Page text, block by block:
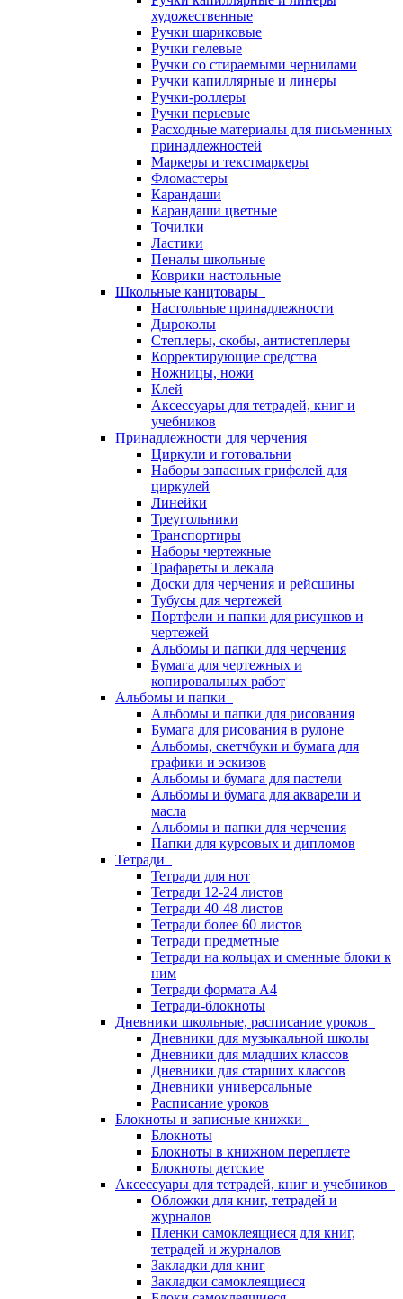
художественные
Ручки шариковые
Ручки гелевые
Ручки со стираемыми чернилами
Ручки капиллярные и линеры
Ручки-роллеры
Ручки перьевые
Расходные материалы для письменных
принадлежностей
Маркеры и текстмаркеры
Фломастеры
Карандаши
Карандаши цветные
Точилки
Ластики
Пеналы школьные
Коврики настольные
Школьные канцтовары
Настольные принадлежности
Дыроколы
Степлеры, скобы, антистеплеры
Корректирующие средства
Ножницы, ножи
Клей
Аксессуары для тетрадей, книг и
учебников
Принадлежности для черчения
Циркули и готовальни
Наборы запасных грифелей для
циркулей
Линейки
Треугольники
Транспортиры
Наборы чертежные
Трафареты и лекала
Доски для черчения и рейсшины
Тубусы для чертежей
Портфели и папки для рисунков и
чертежей
Альбомы и папки для черчения
Бумага для чертежных и
копировальных работ
Альбомы и папки
Альбомы и папки для рисования
Бумага для рисования в рулоне
Альбомы, скетчбуки и бумага для
графики и эскизов
Альбомы и бумага для пастели
Альбомы и бумага для акварели и
масла
Альбомы и папки для черчения
Папки для курсовых и дипломов
Тетради
Тетради для нот
Тетради 12-24 листов
Тетради 40-48 листов
Тетради более 60 листов
Тетради предметные
Тетради на кольцах и сменные блоки к
ним
Тетради формата А4
Тетради-блокноты
Дневники школьные, расписание уроков
Дневники для музыкальной школы
Дневники для младших классов
Дневники для старших классов
Дневники универсальные
Расписание уроков
Блокноты и записные книжки
Блокноты
Блокноты в книжном переплете
Блокноты детские
Аксессуары для тетрадей, книг и учебников
Обложки для книг, тетрадей и
журналов
Пленки самоклеящиеся для книг,
тетрадей и журналов
Закладки для книг
Закладки самоклеящиеся